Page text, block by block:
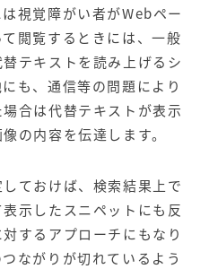
【金融機関向け】マーケティ
ング
サービス
SNSアカウント運用代行サー
ビス（LINE）
【歯科業界向け】新規集患
Web広告パッケージ
視覚障がい者がWebペー
閲覧するときには、一般
テキストを読み上げるシ
も、通信等の問題により
合は代替テキストが表示
の内容を伝達します。
ておけば、検索結果上で
示したスニペットにも反
するアプローチにもなり
ながりが切れているよう